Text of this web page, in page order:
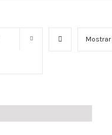
Mostrar